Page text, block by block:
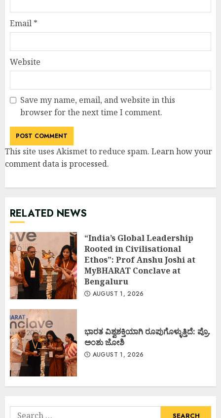
Email *
Website
Save my name, email, and website in this
browser for the next time I comment.
This site uses Akismet to reduce spam. Learn how your
comment data is processed.
RELATED NEWS
“India’s Global Leadership
Rooted in Civilisational
Ethos”: Prof Anshu Joshi at
MyBHARAT Conclave at
Bengaluru
AUGUST 1, 2026
ಭಾರತ ವಿಶ್ವಶಕ್ತಿಯಾಗಿ ರೂಪುಗೊಳ್ಳುತ್ತಿದೆ: ಪ್ರೊ.
ಅಂಶು ಜೋಶಿ
AUGUST 1, 2026
Search